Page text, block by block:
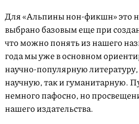
Для «Альпины нон-фикшн» это
выбрано базовым еще при
что можно понять из нашего
года мы уже в основном
научно-популярную литературу,
научную, так и гуманитарную.
немного пафосно, но
нашего издательства.